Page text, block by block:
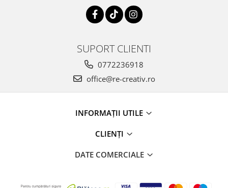
SUPORT CLIENTI
0772236918
office@re-creativ.ro
INFORMAȚII UTILE
CLIENȚI
DATE COMERCIALE